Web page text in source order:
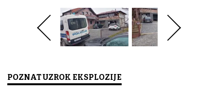
POZNAT UZROK EKSPLOZIJE